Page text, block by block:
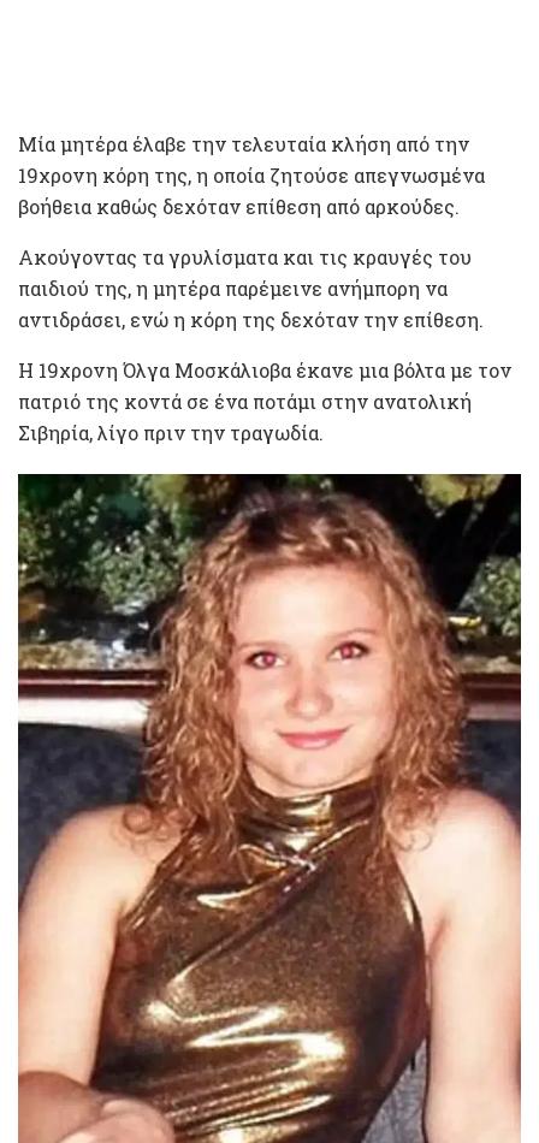
Μία μητέρα έλαβε την τελευταία κλήση από την
19χρονη κόρη της, η οποία ζητούσε απεγνωσμένα
βοήθεια καθώς δεχόταν επίθεση από αρκούδες.
Ακούγοντας τα γρυλίσματα και τις κραυγές του
παιδιού της, η μητέρα παρέμεινε ανήμπορη να
αντιδράσει, ενώ η κόρη της δεχόταν την επίθεση.
Η 19χρονη Όλγα Μοσκάλιοβα έκανε μια βόλτα με τον
πατριό της κοντά σε ένα ποτάμι στην ανατολική
Σιβηρία, λίγο πριν την τραγωδία.